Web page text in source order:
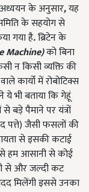
अध्ययन के अनुसार,यह
के सहयोग से
गया है.ब्रिटेन के
Machine)को बिना
न किसी व्यक्ति की
कार्यो में रोबोटिक्स
भी बताया कि गेहूं
पैमाने पर यंत्रों
पत्ते) जैसी फसलों की
से इसकी कटाई
हम आसानी से कोई
से और जल्दी कट
मिलेंगी इससे उनका